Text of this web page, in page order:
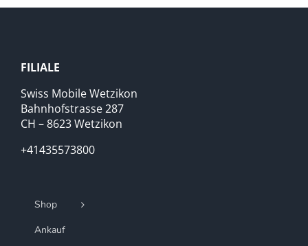
FILIALE
Swiss Mobile Wetzikon
Bahnhofstrasse 287
CH – 8623 Wetzikon
+41435573800
Shop
Ankauf